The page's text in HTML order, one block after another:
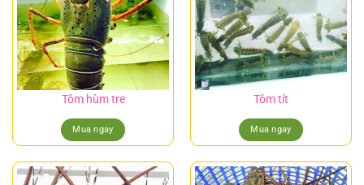
Tôm hùm tre
Mua ngay
Tôm tít
Mua ngay